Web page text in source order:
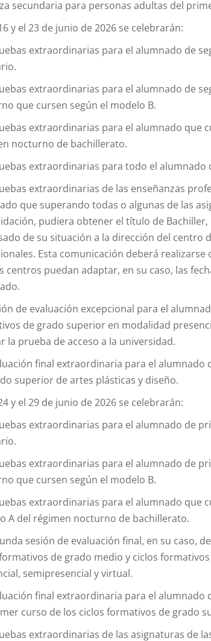
secundaria para personas adultas del
y el 23 de junio de 2026 se celebrarán:
extraordinarias para el alumnado de
extraordinarias para el alumnado de
que cursen según el modelo B.
extraordinarias para el alumnado que
nocturno de bachillerato.
extraordinarias para todo el
extraordinarias de las enseñanzas
que superando todas o algunas de las
pudiera obtener el título de
de su situación a la dirección del centro
Esta comunicación deberá
centros puedan adaptar, en su caso, las
de evaluación excepcional para el
de grado superior en modalidad
la prueba de acceso a la universidad.
final extraordinaria para el
superior de artes plásticas y diseño.
y el 29 de junio de 2026 se celebrarán:
extraordinarias para el alumnado de
extraordinarias para el alumnado de
que cursen según el modelo B.
extraordinarias para el alumnado que
A del régimen nocturno de bachillerato.
sesión de evaluación final, en su caso,
de grado medio y ciclos
semipresencial y virtual.
final extraordinaria para el
curso de los ciclos formativos de grado
extraordinarias de las asignaturas de